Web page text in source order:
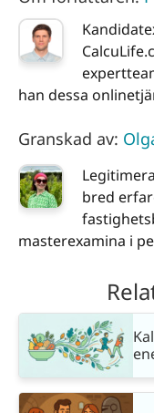
han dessa
Granskad av:
bred
masterexamina i